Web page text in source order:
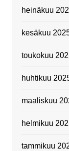
heinäkuu
kesäkuu
toukokuu
huhtikuu
maaliskuu
helmikuu
tammikuu